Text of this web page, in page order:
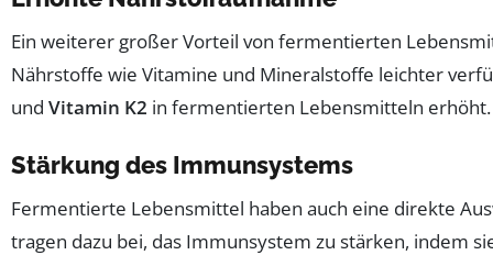
Ein weiterer großer Vorteil von fermentierten
Nährstoffe wie Vitamine und Mineralstoffe leichter
und Vitamin K2 in fermentierten Lebensmitteln
Stärkung des Immunsystems
Fermentierte Lebensmittel haben auch eine direkte
tragen dazu bei, das Immunsystem zu stärken, indem